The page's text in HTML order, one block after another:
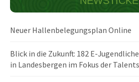
Neuer Hallenbelegungsplan Online
Blick in die Zukunft: 182 E-
in Landesbergen im Fokus der